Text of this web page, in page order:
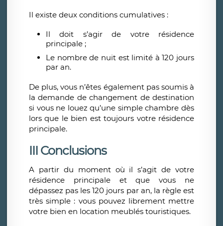
Il existe deux conditions cumulatives :
Il doit s’agir de votre résidence
principale ;
Le nombre de nuit est limité à 120 jours
par an.
De plus, vous n’êtes également pas soumis à
la demande de changement de destination
si vous ne louez qu’une simple chambre dès
lors que le bien est toujours votre résidence
principale.
III Conclusions
A partir du moment où il s’agit de votre
résidence principale et que vous ne
dépassez pas les 120 jours par an, la règle est
très simple : vous pouvez librement mettre
votre bien en location meublés touristiques.